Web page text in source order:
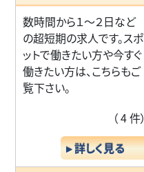
数時間から１～２日など
の超短期の求人です。スポ
ットで働きたい方や今すぐ
働きたい方は、こちらもご
覧下さい。
（ 4 件）
▸ 詳しく見る